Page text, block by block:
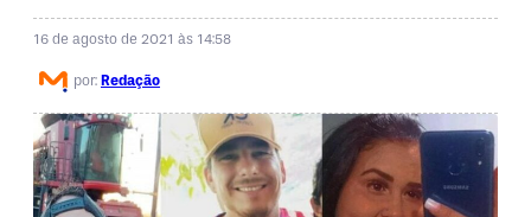
16 de agosto de 2021 às 14:58
por: Redação